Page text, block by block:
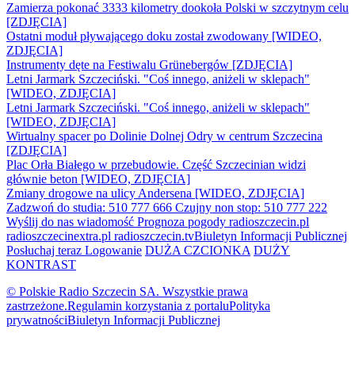
Zamierza pokonać 3333 kilometry dookoła Polski w szczytnym celu
[ZDJĘCIA]
Ostatni moduł pływającego doku został zwodowany [WIDEO,
ZDJĘCIA]
Instrumenty dęte na Festiwalu Grünebergów [ZDJĘCIA]
Letni Jarmark Szczeciński. "Coś innego, aniżeli w sklepach"
[WIDEO, ZDJĘCIA]
Letni Jarmark Szczeciński. "Coś innego, aniżeli w sklepach"
[WIDEO, ZDJĘCIA]
Wirtualny spacer po Dolinie Dolnej Odry w centrum Szczecina
[ZDJĘCIA]
Plac Orła Białego w przebudowie. Część Szczecinian widzi
głównie beton [WIDEO, ZDJĘCIA]
Zmiany drogowe na ulicy Andersena [WIDEO, ZDJĘCIA]
Zadzwoń do studia: 510 777 666 Czujny non stop: 510 777 222
Wyślij do nas wiadomość Prognoza pogody radioszczecin.pl
radioszczecinextra.pl radioszczecin.tvBiuletyn Informacji Publicznej
Posłuchaj teraz Logowanie DUŻA CZCIONKA DUŻY
KONTRAST
© Polskie Radio Szczecin SA. Wszystkie prawa
zastrzeżone.Regulamin korzystania z portaluPolityka
prywatnościBiuletyn Informacji Publicznej